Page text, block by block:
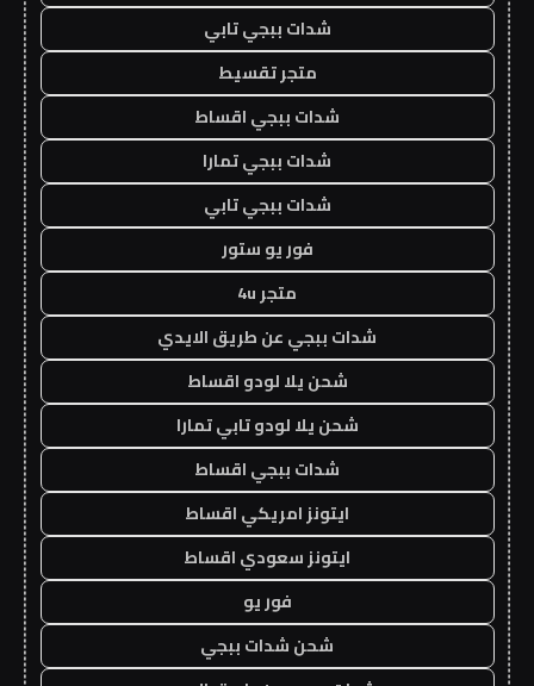
شدات ببجي تابي
متجر تقسيط
شدات ببجي اقساط
شدات ببجي تمارا
شدات ببجي تابي
فور يو ستور
متجر 4u
شدات ببجي عن طريق الايدي
شحن يلا لودو اقساط
شحن يلا لودو تابي تمارا
شدات ببجي اقساط
ايتونز امريكي اقساط
ايتونز سعودي اقساط
فور يو
شحن شدات ببجي